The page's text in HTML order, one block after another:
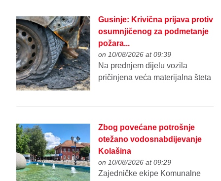
Gusinje: Krivična prijava protiv
osumnjičenog za podmetanje
požara...
on 10/08/2026 at 09:39
Na prednjem dijelu vozila
pričinjena veća materijalna šteta
Zbog povećane potrošnje
otežano vodosnabdijevanje
Kolašina
on 10/08/2026 at 09:29
Zajedničke ekipe Komunalne